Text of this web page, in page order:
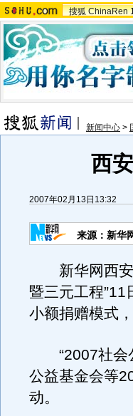
搜狐 ChinaRen
新闻中心 >
西
2007年02月13日13:32
来源：新华
新华网西安2
暨三元工程
小额捐赠模式
“2007社会公
公益基金会等
动。